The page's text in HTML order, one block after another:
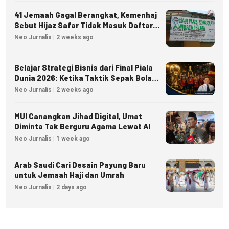
41 Jemaah Gagal Berangkat, Kemenhaj
Sebut Hijaz Safar Tidak Masuk Daftar
Resmi PPIU
Neo Jurnalis | 2 weeks ago
Belajar Strategi Bisnis dari Final Piala
Dunia 2026: Ketika Taktik Sepak Bola
Menjadi Inspirasi Kesuksesan Bisnis
Neo Jurnalis | 2 weeks ago
MUI Canangkan Jihad Digital, Umat
Diminta Tak Berguru Agama Lewat AI
Neo Jurnalis | 1 week ago
Arab Saudi Cari Desain Payung Baru
untuk Jemaah Haji dan Umrah
Neo Jurnalis | 2 days ago